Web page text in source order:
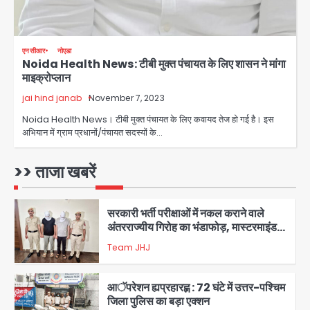
एनसीआर नोएडा
Noida Health News: टीबी मुक्त पंचायत के लिए शासन ने मांगा
माइक्रोप्लान
jai hind janab November 7, 2023
Noida Health News। टीबी मुक्त पंचायत के लिए कवायद तेज हो गई है। इस
अभियान में ग्राम प्रधानों/पंचायत सदस्यों के…
>> ताजा खबरें
4
शिवभक्त नहीं, आतंकवादी हैं’, मौलाना का
कांवड़ियों पर विवादित बयान, BJP विधायक ने
कराई FIR, NSA की मांग
Avinash Kumar
Felix Hospital Noida: फेलिक्स
सिर्फ 30 रुपये में मिलेगी 24 घंटे ऑनलाइन
Avinash Kumar
1
एंटी-बर्गलरी सेल की बड़ी कामयाबी, चोरी के
2
सरकारी भर्ती परीक्षाओं में नकल कराने वाले
अंतरराज्यीय गिरोह का भंडाफोड़, मास्टरमाइंड
समेत 7 गिरफ्तार
Team JHJ
आॅपरेशन ह्यप्रहारह्ण : 72 घंटे में उत्तर-पश्चिम
जिला पुलिस का बड़ा एक्शन